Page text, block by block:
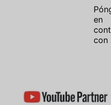
en
con